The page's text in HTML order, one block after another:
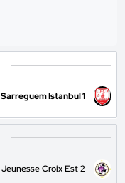
Sarreguem Istanbul 1
Jeunesse Croix Est 2